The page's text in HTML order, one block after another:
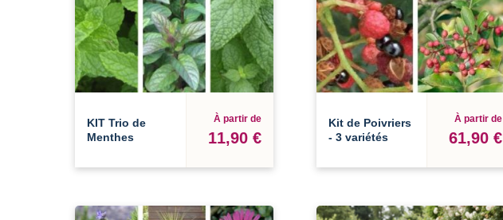
KIT Trio de
Menthes
À partir de
11,90 €
Kit de Poivriers
- 3 variétés
À partir de
61,90 €